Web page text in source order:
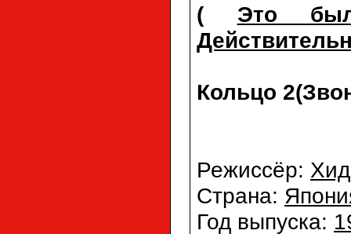
( Это
Кольцо
Режиссёр:
Страна:
Год выпуска: